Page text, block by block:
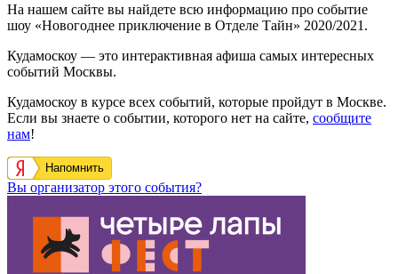
На нашем сайте вы найдете всю информацию про событие
шоу «Новогоднее приключение в Отделе Тайн» 2020/2021.
Кудамоскоу — это интерактивная афиша самых интересных
событий Москвы.
Кудамоскоу в курсе всех событий, которые пройдут в Москве.
Если вы знаете о событии, которого нет на сайте, сообщите
нам!
Напомнить
Вы организатор этого события?